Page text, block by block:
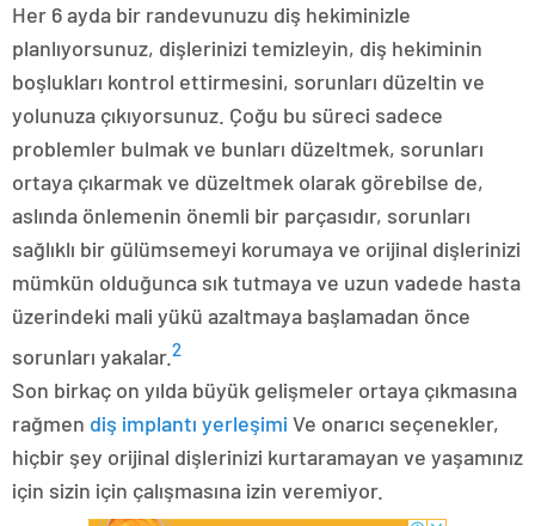
Her 6 ayda bir randevunuzu diş hekiminizle
planlıyorsunuz, dişlerinizi temizleyin, diş hekiminin
boşlukları kontrol ettirmesini, sorunları düzeltin ve
yolunuza çıkıyorsunuz. Çoğu bu süreci sadece
problemler bulmak ve bunları düzeltmek, sorunları
ortaya çıkarmak ve düzeltmek olarak görebilse de,
aslında önlemenin önemli bir parçasıdır, sorunları
sağlıklı bir gülümsemeyi korumaya ve orijinal dişlerinizi
mümkün olduğunca sık tutmaya ve uzun vadede hasta
üzerindeki mali yükü azaltmaya başlamadan önce
sorunları yakalar. 2
Son birkaç on yılda büyük gelişmeler ortaya çıkmasına
rağmen diş implantı yerleşimi Ve onarıcı seçenekler,
hiçbir şey orijinal dişlerinizi kurtaramayan ve yaşamınız
için sizin için çalışmasına izin veremiyor.